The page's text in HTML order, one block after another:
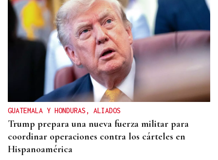
GUATEMALA Y HONDURAS, ALIADOS
Trump prepara una nueva fuerza militar para
coordinar operaciones contra los cárteles en
Hispanoamérica